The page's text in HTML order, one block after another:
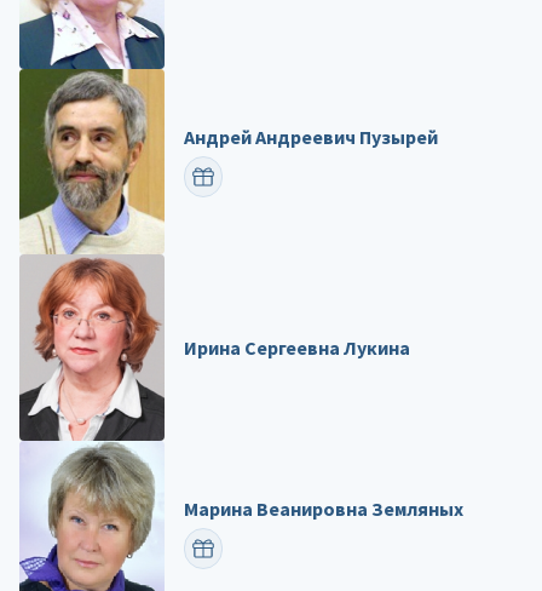
Андрей Андреевич Пузырей
ПОЗДРАВИТЬ
Ирина Сергеевна Лукина
Марина Веанировна Земляных
ПОЗДРАВИТЬ